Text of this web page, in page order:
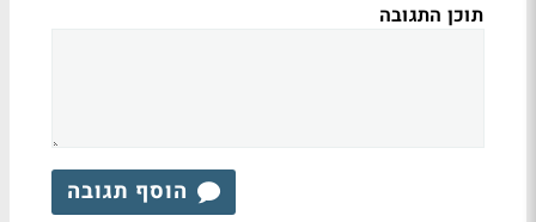
תוכן התגובה
הוסף תגובה